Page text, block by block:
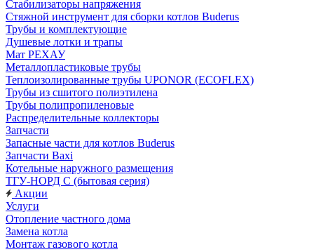
Стабилизаторы напряжения
Стяжной инструмент для сборки котлов Buderus
Трубы и комплектующие
Душевые лотки и трапы
Мат РЕХАУ
Металлопластиковые трубы
Теплоизолированные трубы UPONOR (ECOFLEX)
Трубы из сшитого полиэтилена
Трубы полипропиленовые
Распределительные коллекторы
Запчасти
Запасные части для котлов Buderus
Запчасти Baxi
Котельные наружного размещения
ТГУ-НОРД С (бытовая серия)
Акции
Услуги
Отопление частного дома
Замена котла
Монтаж газового котла